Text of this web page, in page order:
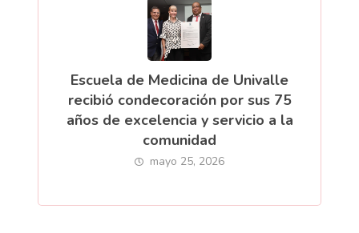
Escuela de Medicina de Univalle
recibió condecoración por sus 75
años de excelencia y servicio a la
comunidad
mayo 25, 2026